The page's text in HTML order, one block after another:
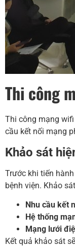
Thi công
Thi công mạng
cầu kết nối mạng
Khảo sát
Trước khi tiến
bệnh viện. Khảo
Nhu cầu kết
Hệ thống
Mạng lưới
Kết quả khảo sát